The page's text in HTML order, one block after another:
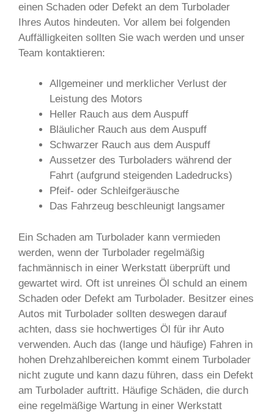
einen Schaden oder Defekt an dem Turbolader
Ihres Autos hindeuten. Vor allem bei folgenden
Auffälligkeiten sollten Sie wach werden und unser
Team kontaktieren:
Allgemeiner und merklicher Verlust der
Leistung des Motors
Heller Rauch aus dem Auspuff
Bläulicher Rauch aus dem Auspuff
Schwarzer Rauch aus dem Auspuff
Aussetzer des Turboladers während der
Fahrt (aufgrund steigenden Ladedrucks)
Pfeif- oder Schleifgeräusche
Das Fahrzeug beschleunigt langsamer
Ein Schaden am Turbolader kann vermieden
werden, wenn der Turbolader regelmäßig
fachmännisch in einer Werkstatt überprüft und
gewartet wird. Oft ist unreines Öl schuld an einem
Schaden oder Defekt am Turbolader. Besitzer eines
Autos mit Turbolader sollten deswegen darauf
achten, dass sie hochwertiges Öl für ihr Auto
verwenden. Auch das (lange und häufige) Fahren in
hohen Drehzahlbereichen kommt einem Turbolader
nicht zugute und kann dazu führen, dass ein Defekt
am Turbolader auftritt. Häufige Schäden, die durch
eine regelmäßige Wartung in einer Werkstatt